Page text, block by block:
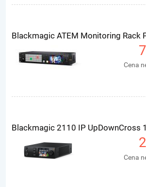
Blackmagic ATEM Monitoring Rack
Cena
Blackmagic 2110 IP UpDownCross
Cena